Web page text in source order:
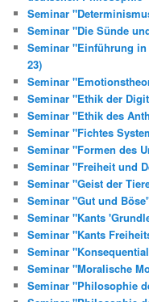
Seminar
Seminar "Die Sünde
Seminar "Einführung
23)
Seminar
Seminar "Ethik der
Seminar "Ethik des
Seminar "Fichtes
Seminar "Formen des
Seminar "Freiheit und
Seminar "Geist der
Seminar "Gut und
Seminar "Kants
Seminar "Kants
Seminar
Seminar "Moralische
Seminar "Philosophie